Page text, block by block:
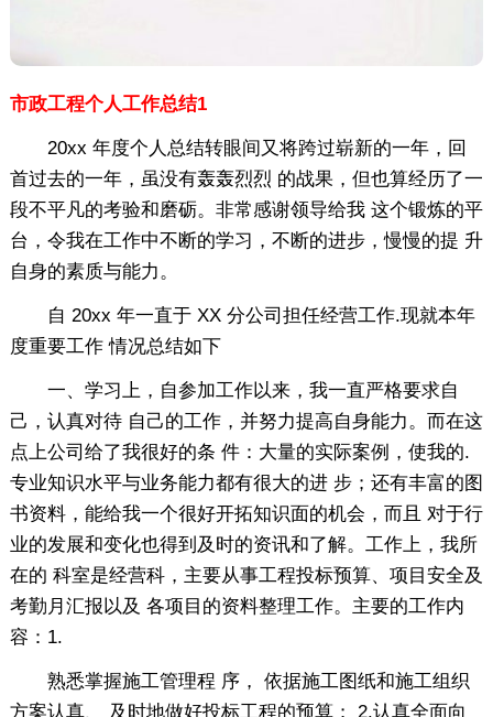
市政工程个人工作总结1
20xx 年度个人总结转眼间又将跨过崭新的一年，回
首过去的一年，虽没有轰轰烈烈 的战果，但也算经历了一
段不平凡的考验和磨砺。非常感谢领导给我 这个锻炼的平
台，令我在工作中不断的学习，不断的进步，慢慢的提 升
自身的素质与能力。
自 20xx 年一直于 XX 分公司担任经营工作.现就本年
度重要工作 情况总结如下
一、学习上，自参加工作以来，我一直严格要求自
己，认真对待 自己的工作，并努力提高自身能力。而在这
点上公司给了我很好的条 件：大量的实际案例，使我的.
专业知识水平与业务能力都有很大的进 步；还有丰富的图
书资料，能给我一个很好开拓知识面的机会，而且 对于行
业的发展和变化也得到及时的资讯和了解。工作上，我所
在的 科室是经营科，主要从事工程投标预算、项目安全及
考勤月汇报以及 各项目的资料整理工作。主要的工作内
容：1.
熟悉掌握施工管理程 序， 依据施工图纸和施工组织
方案认真、 及时地做好投标工程的预算； 2.认真全面向